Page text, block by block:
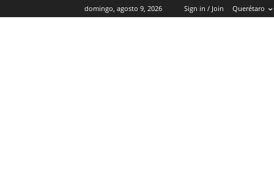
domingo, agosto 9, 2026 Sign in / Join Querétaro